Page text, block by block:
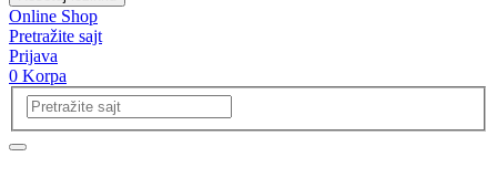
Online Shop
Pretražite sajt
Prijava
0 Korpa